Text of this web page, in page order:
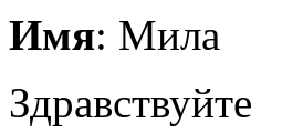
Имя: Мила
Здравствуйте